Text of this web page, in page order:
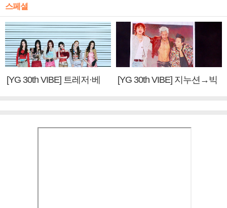
스페셜
[YG 30th VIBE] 트레저·베
[YG 30th VIBE] 지누션→빅